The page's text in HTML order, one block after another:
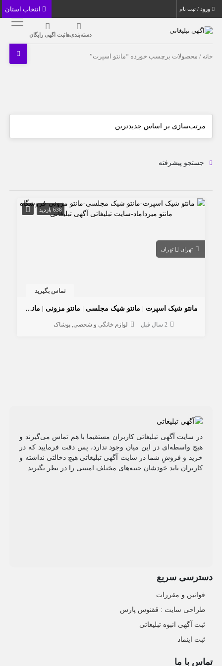
ورود / ثبت نام
دسته‌بندی‌هاثبت اگهی رایگان
خانه / محصولات برچسب خورده “مانتو اسپرت”
جستجو پیشرفته
638 بازدید
تهران تهران
تماس بگیرید
مانتو شیک اسپرت | مانتو شیک مجلسی | مانتو مزونی | مانتو میرداماد
2 سال قبل لوازم خانگی و شخصی پوشاک
در سایت آگهی تبلیغاتی کاربران مستقیما با هم تماس می‌گیرند و
هیچ واسطه‌ای در این میان وجود ندارد، پس دقت فرمایید که در
خرید و فروشِ شما در سایت آگهی تبلیغاتی هیچ دخالتی نداشته و
کاربران باید خودشان جنبه‌های مختلف امنیتی را در نظر بگیرند.
دسترسی سریع
قوانین و مقررات
طراحی سایت : ققنوس پارس
ثبت آگهی انبوه تبلیغاتی
ثبت اینماد
تماس با ما